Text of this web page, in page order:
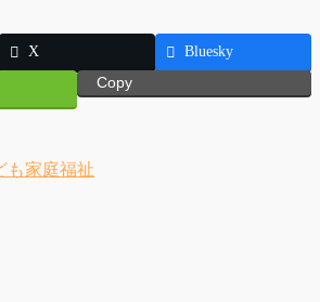
X Bluesky
Copy
も家庭福祉